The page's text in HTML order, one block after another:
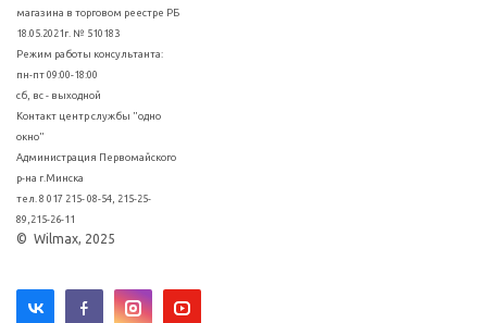
магазина в торговом реестре РБ
18.05.2021г. № 510183
Режим работы консультанта:
пн-пт 09:00-18:00
сб, вс - выходной
Контакт центр службы "одно
окно"
Администрация Первомайского
р-на г.Минска
тел. 8 017 215- 08-54, 215-25-
89,215-26-11
© Wilmax, 2025